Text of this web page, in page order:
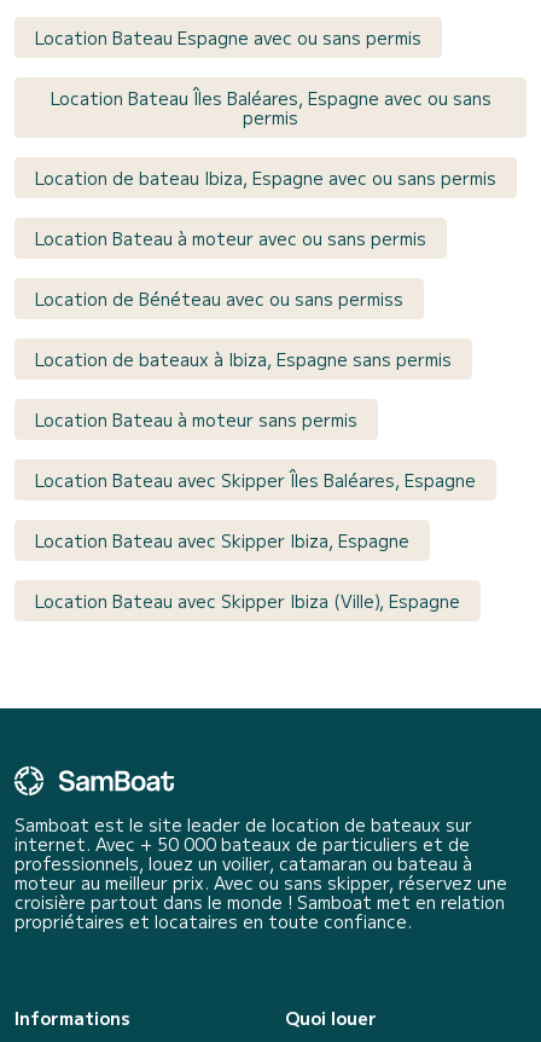
Location Bateau Espagne avec ou sans permis
Location Bateau Îles Baléares, Espagne avec ou sans
permis
Location de bateau Ibiza, Espagne avec ou sans permis
Location Bateau à moteur avec ou sans permis
Location de Bénéteau avec ou sans permiss
Location de bateaux à Ibiza, Espagne sans permis
Location Bateau à moteur sans permis
Location Bateau avec Skipper Îles Baléares, Espagne
Location Bateau avec Skipper Ibiza, Espagne
Location Bateau avec Skipper Ibiza (Ville), Espagne
Samboat est le site leader de location de bateaux sur
internet. Avec + 50 000 bateaux de particuliers et de
professionnels, louez un voilier, catamaran ou bateau à
moteur au meilleur prix. Avec ou sans skipper, réservez une
croisière partout dans le monde ! Samboat met en relation
propriétaires et locataires en toute confiance.
Informations
Quoi louer